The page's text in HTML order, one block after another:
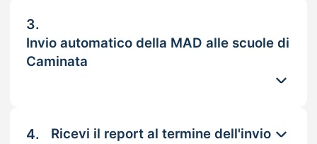
3.
Invio automatico della MAD alle scuole di
Caminata
4. Ricevi il report al termine dell'invio